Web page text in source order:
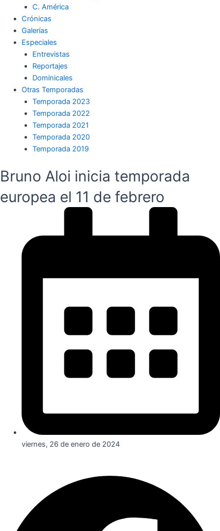
C. América
Crónicas
Galerías
Especiales
Entrevistas
Reportajes
Dominicales
Otras Temporadas
Temporada 2023
Temporada 2022
Temporada 2021
Temporada 2020
Temporada 2019
Bruno Aloi inicia temporada
europea el 11 de febrero
viernes, 26 de enero de 2024